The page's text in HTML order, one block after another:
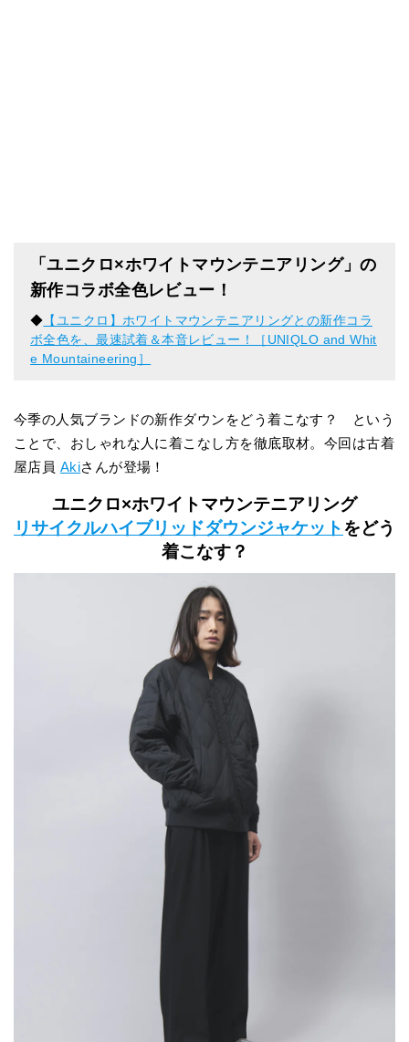
「ユニクロ×ホワイトマウンテニアリング」の
新作コラボ全色レビュー！
◆ 【ユニクロ】ホワイトマウンテニアリングとの新作コラ
ボ全色を、最速試着＆本音レビュー！［UNIQLO and Whit
e Mountaineering］
今季の人気ブランドの新作ダウンをどう着こなす？ という
ことで、おしゃれな人に着こなし方を徹底取材。今回は古着
屋店員 Akiさんが登場！
ユニクロ×ホワイトマウンテニアリング
リサイクルハイブリッドダウンジャケット をどう
着こなす？